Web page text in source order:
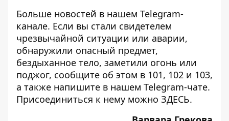
Больше новостей в нашем Telegram-
канале. Если вы стали свидетелем
чрезвычайной ситуации или аварии,
обнаружили опасный предмет,
бездыханное тело, заметили огонь или
поджог, сообщите об этом в 101, 102 и 103,
а также напишите в нашем Telegram-чате.
Присоединиться к нему можно ЗДЕСЬ.